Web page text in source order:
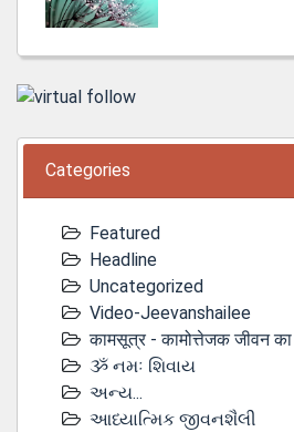
Categories
Featured
Headline
Uncategorized
Video-Jeevanshailee
कामसूत्र - कामोत्तेजक जीवन का
ૐ નમઃ શિવાય
અન્ય...
આધ્યાત્મિક જીવનશૈલી